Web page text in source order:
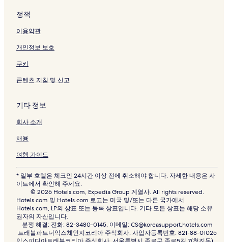
정책
이용약관
개인정보 보호
쿠키
콘텐츠 지침 및 신고
기타 정보
회사 소개
채용
여행 가이드
* 일부 호텔은 체크인 24시간 이상 전에 취소해야 합니다. 자세한 내용은 사
이트에서 확인해 주세요.
© 2026 Hotels.com, Expedia Group 계열사. All rights reserved.
Hotels.com 및 Hotels.com 로고는 미국 및/또는 다른 국가에서
Hotels.com, LP의 상표 또는 등록 상표입니다. 기타 모든 상표는 해당 소유
권자의 자산입니다.
분쟁 해결: 전화: 82-3480-0145, 이메일: CS@koreasupport.hotels.com
트래블파트너익스체인지코리아 주식회사. 사업자등록번호: 821-88-01025